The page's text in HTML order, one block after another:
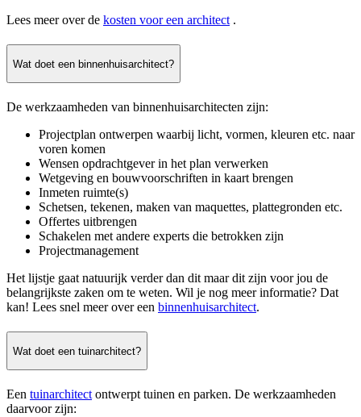
Lees meer over de kosten voor een architect .
Wat doet een binnenhuisarchitect?
De werkzaamheden van binnenhuisarchitecten zijn:
Projectplan ontwerpen waarbij licht, vormen, kleuren etc. naar
voren komen
Wensen opdrachtgever in het plan verwerken
Wetgeving en bouwvoorschriften in kaart brengen
Inmeten ruimte(s)
Schetsen, tekenen, maken van maquettes, plattegronden etc.
Offertes uitbrengen
Schakelen met andere experts die betrokken zijn
Projectmanagement
Het lijstje gaat natuurijk verder dan dit maar dit zijn voor jou de
belangrijkste zaken om te weten. Wil je nog meer informatie? Dat
kan! Lees snel meer over een binnenhuisarchitect.
Wat doet een tuinarchitect?
Een tuinarchitect ontwerpt tuinen en parken. De werkzaamheden
daarvoor zijn: